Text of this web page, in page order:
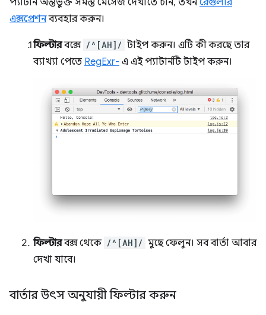
প্যাটার্ন অন্তর্ভুক্ত সমস্ত মেসেজ দেখাতে চান, তখন রেগুলার
এক্সপ্রেশনব্যবহার করুন।
ফিল্টারবক্সে /^[AH]/ টাইপ করুন। এটি কী করছে তার
ব্যাখ্যা পেতে RegExr- এ এই প্যাটার্নটি টাইপ করুন।
ফিল্টারবক্স থেকে /^[AH]/ মুছে ফেলুন। সব বার্তা আবার
দেখা যাবে।
বার্তার উৎস অনুযায়ী ফিল্টার করুন